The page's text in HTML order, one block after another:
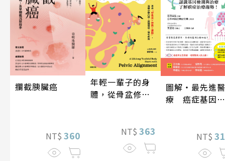
攔截胰臟癌
NT$ 360
年輕一輩子的身
體，從骨盆修復
動」，遠離小腹
凸出、肩頸僵
硬、慢性疼痛
NT$ 363
圖解‧最先進醫
療 癌症基因療
NT$